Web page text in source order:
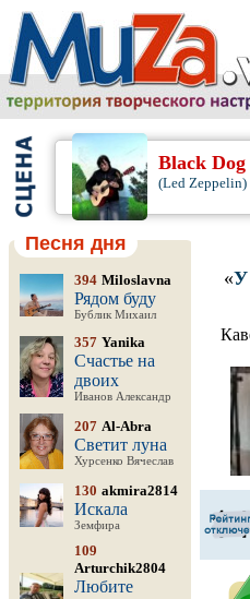
Black Dog
(Led Zeppelin)
Песня дня
394 Miloslavna
Рядом буду
Бублик Михаил
357 Yanika
Счастье на
двоих
Иванов Александр
207 Al-Abra
Светит луна
Хурсенко Вячеслав
130 akmira2814
Искала
Земфира
109
Arturchik2804
Любите
«У